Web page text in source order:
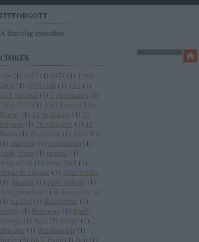
ITTFORGOTT
A filmvilág nyomában
CÍMKÉK
18+ ( 1 ) 1972 ( 1 ) 1974 ( 1 ) 1990-
2000 ( 1 ) 1990 előtt ( 1 ) 1X1 ( 1 )
1X1 pályázat ( 1 ) 2-es villamos ( 1 )
2001-2015 ( 1 ) 2013 Feature Film
Report ( 1 ) 21 produkció ( 1 ) 31
helyszín ( 1 ) 38 világsztár ( 1 ) 47
Ronin ( 1 ) 70-es évek ( 1 ) Alice Eve
( 1 ) amerikai ( 1 ) Amsterdam ( 1 )
Andy Vajna ( 1 ) angolul ( 1 )
Angyalföld ( 1 ) Annie Hall ( 1 )
Arpad le Tzigane ( 1 ) Atlas Studio
( 1 ) Ausztria ( 1 ) autós üldözés ( 1 )
A legyőzhetetlen ( 1 ) A napfény íze
( 1 ) backlot ( 1 ) Bacsó Péter ( 1 )
bagoly ( 1 ) Baltimore ( 1 ) Bánffy
György ( 1 ) Bécs (2) belépő ( 1 )
Ben-Hur ( 1 ) Benetton-ház ( 1 )
Berlin (2) BKV Előre ( 1 ) Bob ( 1 )